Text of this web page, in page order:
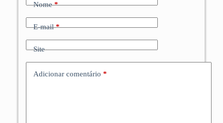
Nome*
E-mail*
Site
Adicionar comentário *